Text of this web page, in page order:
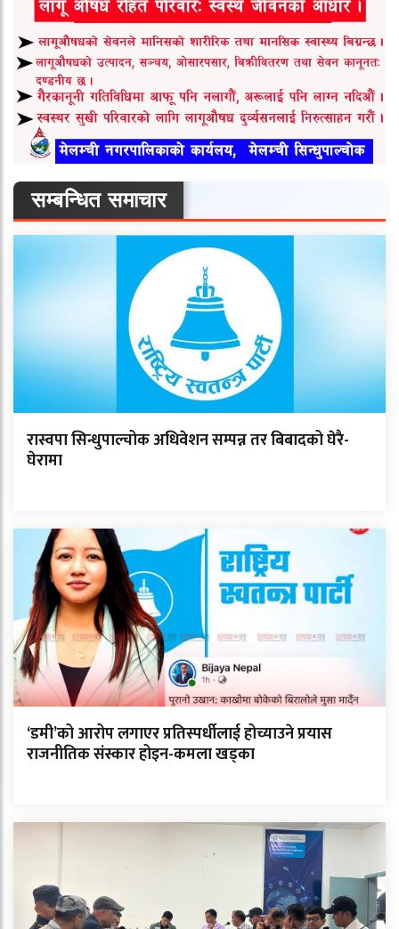
सम्बन्धित समाचार
रास्वपा सिन्धुपाल्चोक अधिवेशन सम्पन्न तर बिबादको घेरै-
घेरामा
‘डमी’को आरोप लगाएर प्रतिस्पर्धीलाई होच्याउने प्रयास
राजनीतिक संस्कार होइन-कमला खड्का